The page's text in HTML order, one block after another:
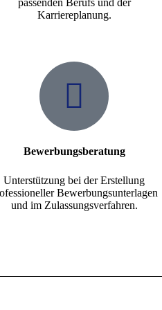
Karriereplanung.
Bewerbungsberatung
Unterstützung bei der Erstellung
Bewerbungsunterlagen
und im Zulassungsverfahren.